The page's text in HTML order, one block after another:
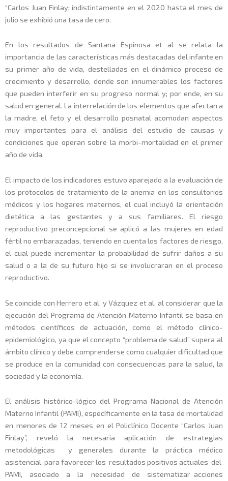
“Carlos Juan Finlay; indistintamente en el 2020 hasta el mes de
julio se exhibió una tasa de cero.
En los resultados de Santana Espinosa et al se relata la
importancia de las características más destacadas del infante en
su primer año de vida, destelladas en el dinámico proceso de
crecimiento y desarrollo, donde son innumerables los factores
que pueden interferir en su progreso normal y; por ende, en su
salud en general. La interrelación de los elementos que afectan a
la madre, el feto y el desarrollo posnatal acomodan aspectos
muy importantes para el análisis del estudio de causas y
condiciones que operan sobre la morbi-mortalidad en el primer
año de vida.
El impacto de los indicadores estuvo aparejado a la evaluación de
los protocolos de tratamiento de la anemia en los consultorios
médicos y los hogares maternos, el cual incluyó la orientación
dietética a las gestantes y a sus familiares. El riesgo
reproductivo preconcepcional se aplicó a las mujeres en edad
fértil no embarazadas, teniendo en cuenta los factores de riesgo,
el cual puede incrementar la probabilidad de sufrir daños a su
salud o a la de su futuro hijo si se involucraran en el proceso
reproductivo.
Se coincide con Herrero et al. y Vázquez et al. al considerar que la
ejecución del Programa de Atención Materno Infantil se basa en
métodos científicos de actuación, como el método clínico-
epidemiológico, ya que el concepto “problema de salud” supera al
ámbito clínico y debe comprenderse como cualquier dificultad que
se produce en la comunidad con consecuencias para la salud, la
sociedad y la economía.
El análisis histórico-lógico del Programa Nacional de Atención
Materno Infantil (PAMI), específicamente en la tasa de mortalidad
en menores de 12 meses en el Policlínico Docente “Carlos Juan
Finlay”, reveló la necesaria aplicación de estrategias
metodológicas y generales durante la práctica médico
asistencial, para favorecer los resultados positivos actuales del
PAMI, asociado a la necesidad de sistematizar acciones